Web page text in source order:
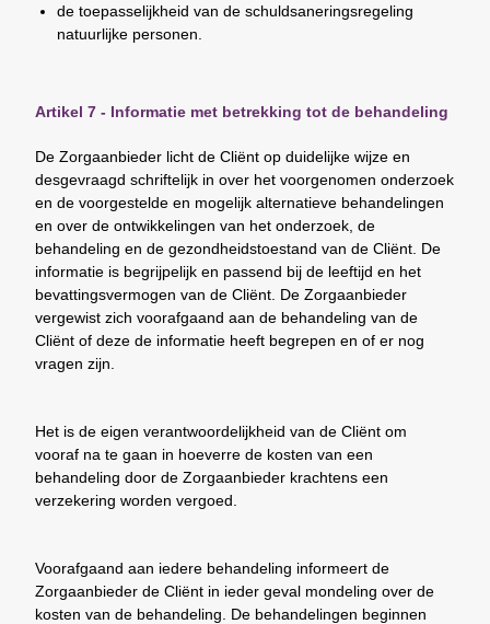
de toepasselijkheid van de schuldsaneringsregeling
natuurlijke personen.
Artikel 7 - Informatie met betrekking tot de behandeling
De Zorgaanbieder licht de Cliënt op duidelijke wijze en
desgevraagd schriftelijk in over het voorgenomen onderzoek
en de voorgestelde en mogelijk alternatieve behandelingen
en over de ontwikkelingen van het onderzoek, de
behandeling en de gezondheidstoestand van de Cliënt. De
informatie is begrijpelijk en passend bij de leeftijd en het
bevattingsvermogen van de Cliënt. De Zorgaanbieder
vergewist zich voorafgaand aan de behandeling van de
Cliënt of deze de informatie heeft begrepen en of er nog
vragen zijn.
Het is de eigen verantwoordelijkheid van de Cliënt om
vooraf na te gaan in hoeverre de kosten van een
behandeling door de Zorgaanbieder krachtens een
verzekering worden vergoed.
Voorafgaand aan iedere behandeling informeert de
Zorgaanbieder de Cliënt in ieder geval mondeling over de
kosten van de behandeling. De behandelingen beginnen